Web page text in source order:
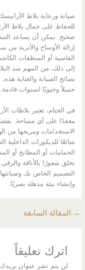
صيانة ورعاية بلاط
للحفاظ على جمال بلاط
صحيح. يمكن أن يساعد
إزالة الأوساخ والأتربة من
القاسية أو المنظفات
إلى ذلك، من المهم سد
نصائح الصيانة والعناية
جميلاً وحيويًا لسنوات قادمة.
في الختام، تعتبر بلاطات
معقدًا على أي مساحة. بفضل
الاستخدامات ومزيجها من
شائعًا للديكورات الداخلية
الحمامات أو المطابخ أو
تخلق شعورًا بالأناقة
التصميم الخاص بك
وإنشاء بيئة مذهلة بصريًا.
→ المقالة السابقة
اترك تعليقاً
لن يتم نشر عنوان بريدك